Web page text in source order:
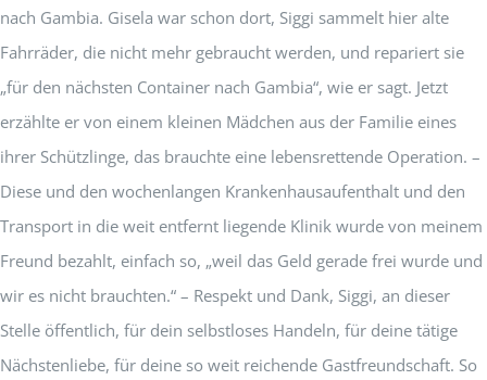
nach Gambia. Gisela war schon dort, Siggi sammelt hier alte
Fahrräder, die nicht mehr gebraucht werden, und repariert sie
„für den nächsten Container nach Gambia“, wie er sagt. Jetzt
erzählte er von einem kleinen Mädchen aus der Familie eines
ihrer Schützlinge, das brauchte eine lebensrettende Operation. –
Diese und den wochenlangen Krankenhausaufenthalt und den
Transport in die weit entfernt liegende Klinik wurde von meinem
Freund bezahlt, einfach so, „weil das Geld gerade frei wurde und
wir es nicht brauchten.“ – Respekt und Dank, Siggi, an dieser
Stelle öffentlich, für dein selbstloses Handeln, für deine tätige
Nächstenliebe, für deine so weit reichende Gastfreundschaft. So